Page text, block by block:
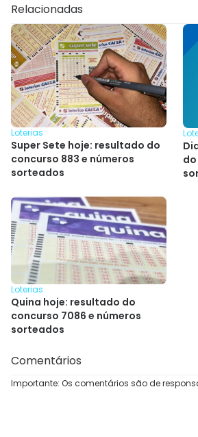
Relacionadas
Loterias
Super Sete hoje: resultado do
concurso 883 e números
sorteados
Loterias
Quina hoje: resultado do
concurso 7086 e números
sorteados
Comentários
Importante: Os comentários são de